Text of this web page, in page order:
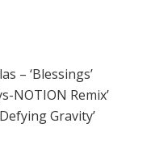
– ‘Blessings’
NOTION Remix’
Gravity’